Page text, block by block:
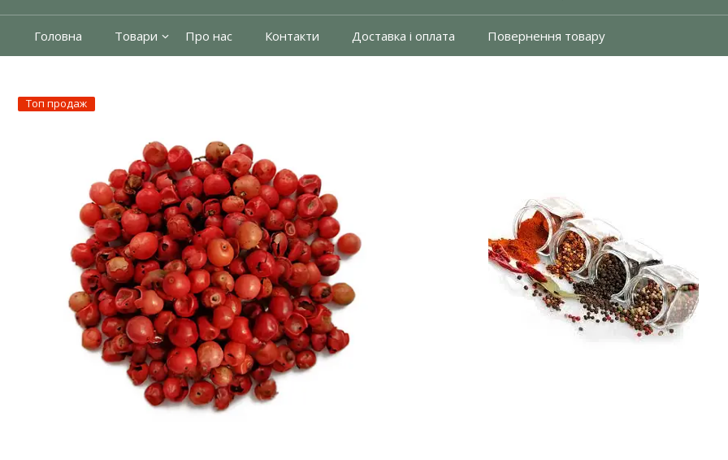
Головна Товари Про нас Контакти Доставка і оплата Повернення товару
Топ продаж